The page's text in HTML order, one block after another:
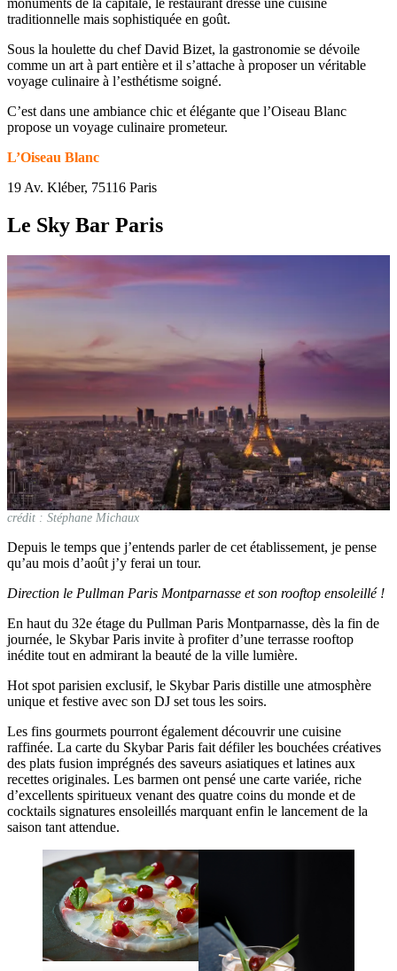
monuments de la capitale, le restaurant dresse une cuisine
traditionnelle mais sophistiquée en goût.
Sous la houlette du chef David Bizet, la gastronomie se dévoile
comme un art à part entière et il s’attache à proposer un véritable
voyage culinaire à l’esthétisme soigné.
C’est dans une ambiance chic et élégante que l’Oiseau Blanc
propose un voyage culinaire prometeur.
L’Oiseau Blanc
19 Av. Kléber, 75116 Paris
Le Sky Bar Paris
crédit : Stéphane Michaux
Depuis le temps que j’entends parler de cet établissement, je pense
qu’au mois d’août j’y ferai un tour.
Direction le Pullman Paris Montparnasse et son rooftop ensoleillé !
En haut du 32e étage du Pullman Paris Montparnasse, dès la fin de
journée, le Skybar Paris invite à profiter d’une terrasse rooftop
inédite tout en admirant la beauté de la ville lumière.
Hot spot parisien exclusif, le Skybar Paris distille une atmosphère
unique et festive avec son DJ set tous les soirs.
Les fins gourmets pourront également découvrir une cuisine
raffinée. La carte du Skybar Paris fait défiler les bouchées créatives
des plats fusion imprégnés des saveurs asiatiques et latines aux
recettes originales. Les barmen ont pensé une carte variée, riche
d’excellents spiritueux venant des quatre coins du monde et de
cocktails signatures ensoleillés marquant enfin le lancement de la
saison tant attendue.